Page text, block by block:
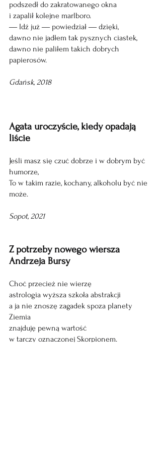
podszedł do zakratowanego okna
i zapalił kolejne marlboro.
― Idź już ― powiedział ― dzięki,
dawno nie jadłem tak pysznych ciastek,
dawno nie paliłem takich dobrych
papierosów.
Gdańsk, 2018
Agata uroczyście, kiedy opadają
liście
Jeśli masz się czuć dobrze i w dobrym być
humorze,
To w takim razie, kochany, alkoholu być nie
może.
Sopot, 2021
Z potrzeby nowego wiersza
Andrzeja Bursy
Choć przecież nie wierzę
astrologia wyższa szkoła abstrakcji
a ja nie znoszę zagadek spoza planety
Ziemia
znajduję pewną wartość
w tarczy oznaczonej Skorpionem.